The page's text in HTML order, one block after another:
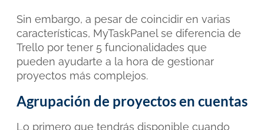
Sin embargo, a pesar de coincidir en varias
características, MyTaskPanel se diferencia de
Trello por tener 5 funcionalidades que
pueden ayudarte a la hora de gestionar
proyectos más complejos.
Agrupación de proyectos en cuentas
Lo primero que tendrás disponible cuando